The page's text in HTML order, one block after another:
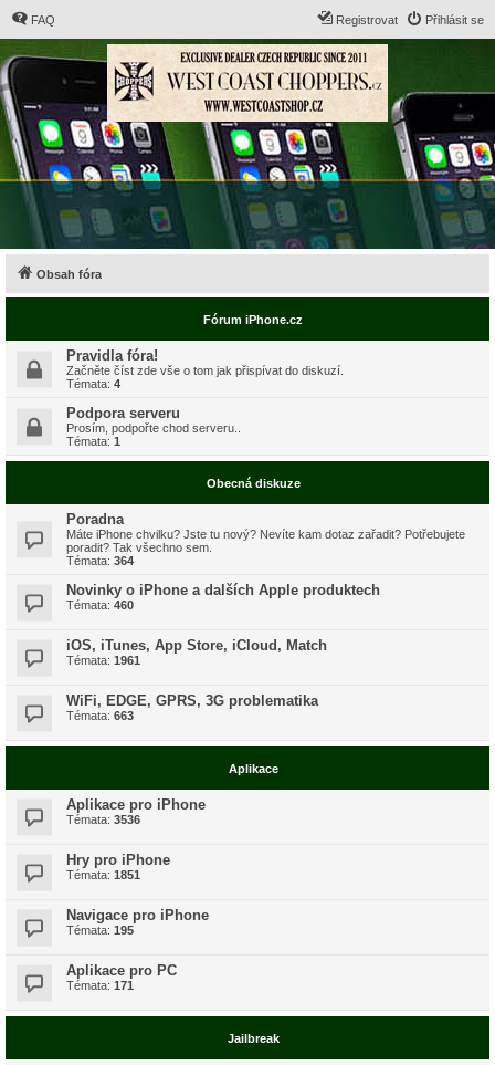
FAQ Přihlásit se
Registrovat
Obsah fóra
Fórum iPhone.cz
Pravidla fóra!
Začněte číst zde vše o tom jak přispívat do diskuzí.
Témata: 4
Podpora serveru
Prosím, podpořte chod serveru..
Témata: 1
Obecná diskuze
Poradna
Máte iPhone chvilku? Jste tu nový? Nevíte kam dotaz zařadit? Potřebujete
poradit? Tak všechno sem.
Témata: 364
Novinky o iPhone a dalších Apple produktech
Témata: 460
iOS, iTunes, App Store, iCloud, Match
Témata: 1961
WiFi, EDGE, GPRS, 3G problematika
Témata: 663
Aplikace
Aplikace pro iPhone
Témata: 3536
Hry pro iPhone
Témata: 1851
Navigace pro iPhone
Témata: 195
Aplikace pro PC
Témata: 171
Jailbreak